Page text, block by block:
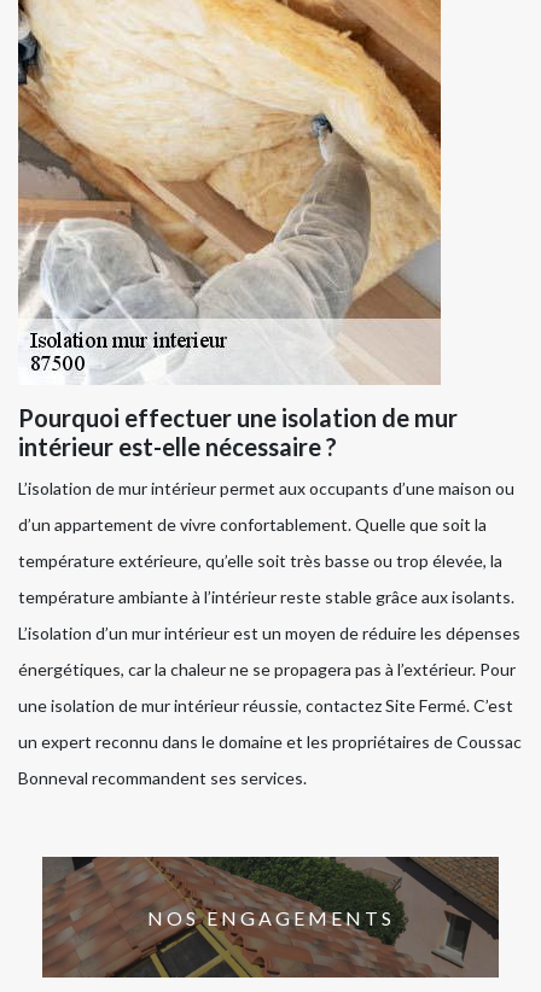
Pourquoi effectuer une isolation de mur
intérieur est-elle nécessaire ?
L’isolation de mur intérieur permet aux occupants d’une maison ou
d’un appartement de vivre confortablement. Quelle que soit la
température extérieure, qu’elle soit très basse ou trop élevée, la
température ambiante à l’intérieur reste stable grâce aux isolants.
L’isolation d’un mur intérieur est un moyen de réduire les dépenses
énergétiques, car la chaleur ne se propagera pas à l’extérieur. Pour
une isolation de mur intérieur réussie, contactez Site Fermé. C’est
un expert reconnu dans le domaine et les propriétaires de Coussac
Bonneval recommandent ses services.
NOS ENGAGEMENTS